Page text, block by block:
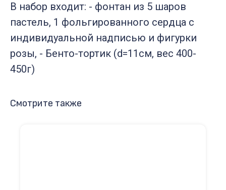
В набор входит: - фонтан из 5 шаров
пастель, 1 фольгированного сердца с
индивидуальной надписью и фигурки
розы, - Бенто-тортик (d=11см, вес 400-
450г)
Смотрите также